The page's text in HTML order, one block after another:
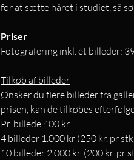
for at sætte håret i studiet, så
Priser
Fotografering inkl. ét billeder:
Tilkøb af billeder
Ønsker du flere billeder fra
prisen, kan de tilkøbes
Pr. billede 400 kr.
4 billeder 1.000 kr (250 kr. pr
10 billeder 2.000 kr. (200 kr. pr